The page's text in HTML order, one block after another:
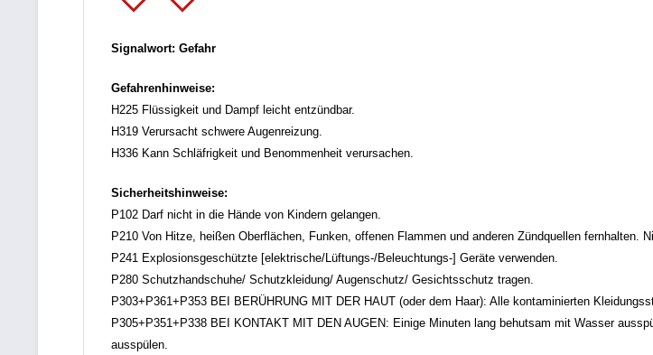
Signalwort: Gefahr
Gefahrenhinweise:
H225 Flüssigkeit und Dampf leicht entzündbar.
H319 Verursacht schwere Augenreizung.
H336 Kann Schläfrigkeit und Benommenheit verursachen.
Sicherheitshinweise:
P102 Darf nicht in die Hände von Kindern gelangen.
P210 Von Hitze, heißen Oberflächen, Funken, offenen Flammen und anderen Zündquellen fernhalten.
P241 Explosionsgeschützte [elektrische/Lüftungs-/Beleuchtungs-] Geräte verwenden.
P280 Schutzhandschuhe/ Schutzkleidung/ Augenschutz/ Gesichtsschutz tragen.
P303+P361+P353 BEI BERÜHRUNG MIT DER HAUT (oder dem Haar): Alle kontaminierten
P305+P351+P338 BEI KONTAKT MIT DEN AUGEN: Einige Minuten lang behutsam mit Wasser
ausspülen.